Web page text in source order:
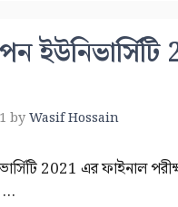
byWasif Hossain
2021 এর
…